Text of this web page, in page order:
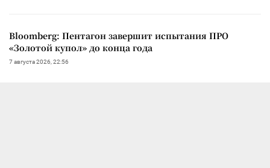
Bloomberg: Пентагон завершит испытания ПРО
«Золотой купол» до конца года
7 августа 2026, 22:56